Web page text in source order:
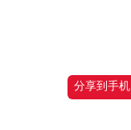
分享到手机